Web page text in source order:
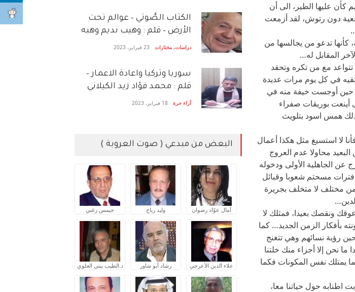
عليها الطير، الى أن
دون رتوش، لقد أزمعت
تدعو من يجالسها من
المقابل له…
تتواعد مع من تكره وتحقد
في كل يوم مرات عديدة
حين أوجست خيفة منه في
أينعت بوريقات صفراء
همس اسود بتلويث
لا استسيغ مثل هكذا أعمال
محاولا عدم العروج
عن الجاهلية الأولى ودخوله
فترات مسحتم شعوبا وقبائل
مختلف لا متخلف بجريرة
ونقصك بعيدا، فمثلك لا
بأفكار الزمن الجديد… كما
رؤية نسائهم وهي تتغنج
نحن إلا أجزاء منك خلتنا
يمتلك نفس المكونات فكما
حول حياتنا معا،
الكتاب الصَّوتي – عوالم تحت
الأرض – قلم : وهيب نديم وهبه
دراسات, مختارات 23 فبراير، 2023
سوريا وتركيا واعادة الاعمار –
قلم : محمد فؤاد زيد الكيلاني
آراء حرة 18 فبراير، 2023
البعض من مبدعي ( صوت العروبة )
آمال عوّاد رضوان وليد رباح جيمس زغبي
علاء الدين الأعرجي رشاد أبو شاور د.الطيب بيتي العلوي